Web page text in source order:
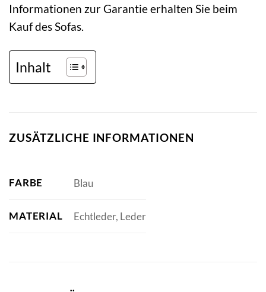
Informationen zur Garantie erhalten Sie beim
Kauf des Sofas.
Inhalt
ZUSÄTZLICHE INFORMATIONEN
FARBE Blau
MATERIAL Echtleder, Leder